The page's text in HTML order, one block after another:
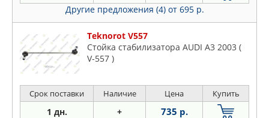
Другие предложения (4) от 695 р.
Teknorot V557
Стойка стабилизатора AUDI A3 2003 (
V-557 )
Срок поставки Наличие Цена Купить
1 дн. + 735 р.